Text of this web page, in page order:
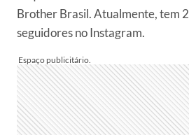
Brother Brasil. Atualmente, tem
seguidores no Instagram.